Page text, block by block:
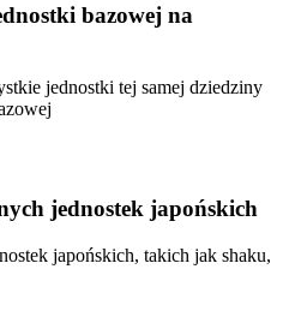
bazowej na
jednostki tej samej dziedziny
jednostek japońskich
japońskich, takich jak shaku,